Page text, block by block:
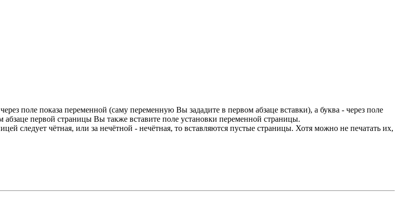
поле показа переменной (саму переменную Вы зададите в первом абзаце вставки), а буква - через поле
первой страницы Вы также вставите поле установки переменной страницы.
следует чётная, или за нечётной - нечётная, то вставляются пустые страницы. Хотя можно не печатать их,